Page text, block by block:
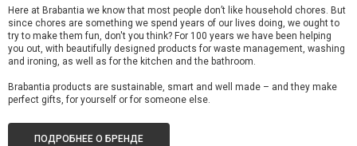
Here at Brabantia we know that most people don’t like household chores. But
since chores are something we spend years of our lives doing, we ought to
try to make them fun, don't you think? For 100 years we have been helping
you out, with beautifully designed products for waste management, washing
and ironing, as well as for the kitchen and the bathroom.
Brabantia products are sustainable, smart and well made – and they make
perfect gifts, for yourself or for someone else.
ПОДРОБНЕЕ О БРЕНДЕ